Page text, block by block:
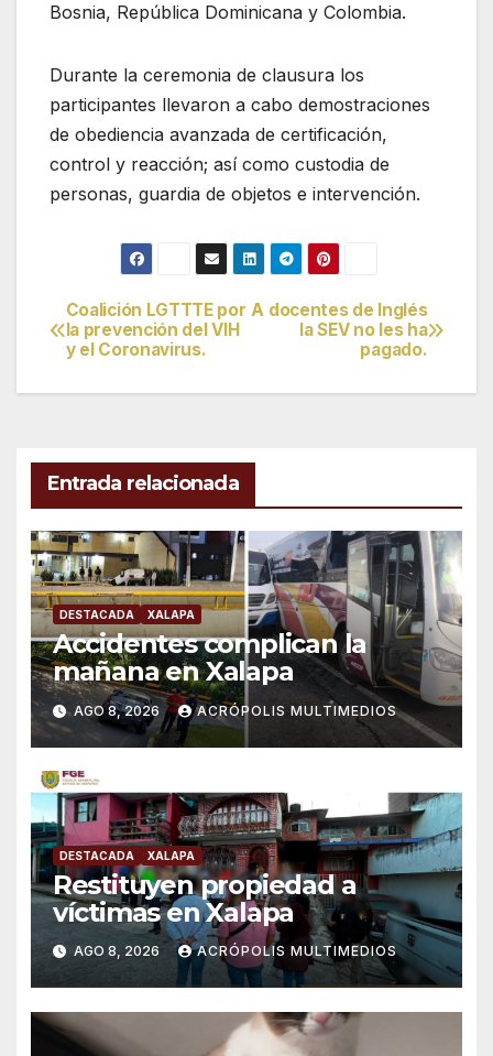
Bosnia, República Dominicana y Colombia.
Durante la ceremonia de clausura los
participantes llevaron a cabo demostraciones
de obediencia avanzada de certificación,
control y reacción; así como custodia de
personas, guardia de objetos e intervención.
Navegación
de
A docentes de Inglés
la SEV no les ha
pagado.
Coalición LGTTTE por
la prevención del VIH
y el Coronavirus.
Entrada relacionada
DESTACADA XALAPA
Accidentes complican la
mañana en Xalapa
AGO 8, 2026 ACRÓPOLIS MULTIMEDIOS
DESTACADA XALAPA
Restituyen propiedad a
víctimas en Xalapa
AGO 8, 2026 ACRÓPOLIS MULTIMEDIOS